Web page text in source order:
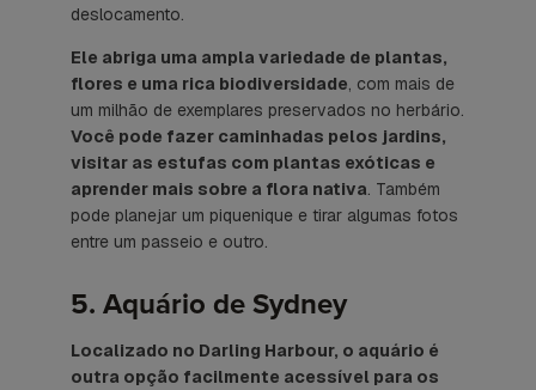
deslocamento.
Ele abriga uma ampla variedade de plantas,
flores e uma rica biodiversidade, com mais de
um milhão de exemplares preservados no herbário.
Você pode fazer caminhadas pelos jardins,
visitar as estufas com plantas exóticas e
aprender mais sobre a flora nativa. Também
pode planejar um piquenique e tirar algumas fotos
entre um passeio e outro.
5. Aquário de Sydney
Localizado no Darling Harbour, o aquário é
outra opção facilmente acessível para os